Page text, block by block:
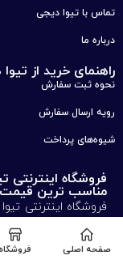
تماس با تیوا دیجی
درباره ما
راهنمای خرید از
نحوه ثبت سفارش
رویه ارسال سفارش
شیوه‌های پرداخت
فروشگاه اینترنتی
مناسب ترین قیمت
فروشگاه اینترنتی
سراسر کشور است که
تاپ را با قیمت
صفحه اصلی فروشگاه